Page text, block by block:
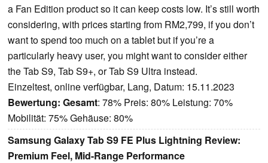
a Fan Edition product so it can keep costs low. It’s still worth
considering, with prices starting from RM2,799, if you don’t
want to spend too much on a tablet but if you’re a
particularly heavy user, you might want to consider either
the Tab S9, Tab S9+, or Tab S9 Ultra instead.
Einzeltest, online verfügbar, Lang, Datum: 15.11.2023
Bewertung: Gesamt: 78% Preis: 80% Leistung: 70%
Mobilität: 75% Gehäuse: 80%
Samsung Galaxy Tab S9 FE Plus Lightning Review:
Premium Feel, Mid-Range Performance